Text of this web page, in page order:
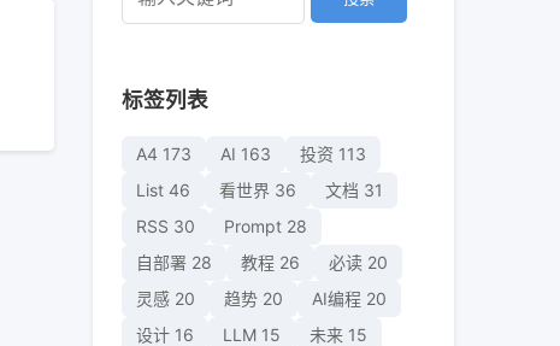
标签列表
A4 173 AI 163 投资 113
List 46 看世界 36 文档 31
RSS 30 Prompt 28
自部署 28 教程 26 必读 20
灵感 20 趋势 20 AI编程 20
设计 16 LLM 15 未来 15